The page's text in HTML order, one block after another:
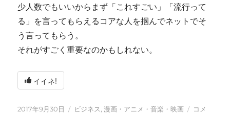
少人数でもいいからまず「これすごい」「流行って
る」を言ってもらえるコアな人を掴んでネットでそ
う言ってもらう。
それがすごく重要なのかもしれない。
イイネ!
投
2017年9月30日
カ
ビジネス,漫画・アニメ・音楽・映画
「け
コメ